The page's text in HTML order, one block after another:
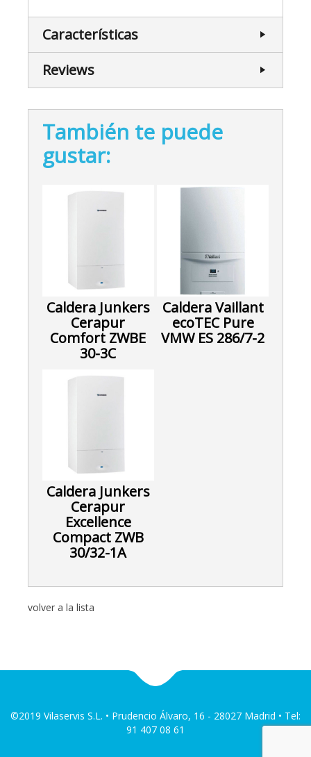
Características
Reviews
También te puede
gustar:
Caldera Junkers
Cerapur
Comfort ZWBE
30-3C
Caldera Vaillant
ecoTEC Pure
VMW ES 286/7-2
Caldera Junkers
Cerapur
Excellence
Compact ZWB
30/32-1A
volver a la lista
©2019 Vilaservis S.L. • Prudencio Álvaro, 16 - 28027 Madrid • Tel:
91 407 08 61